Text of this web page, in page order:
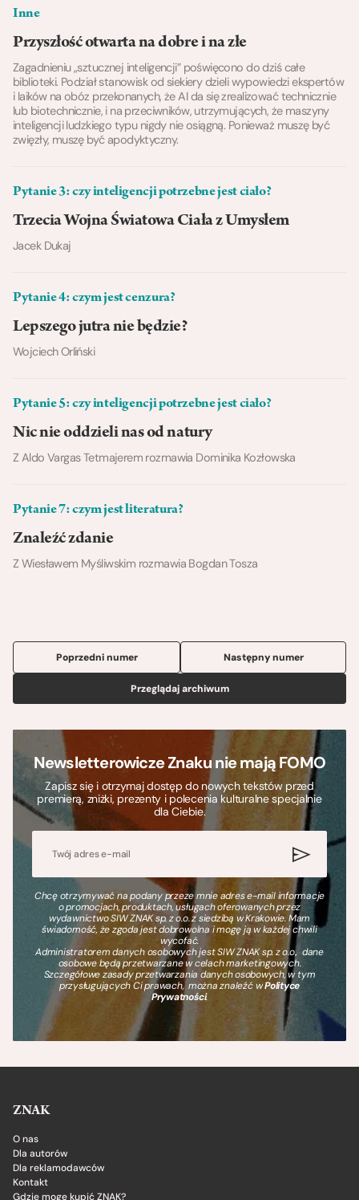
Inne
Przyszłość otwarta na dobre i na złe
Zagadnieniu „sztucznej inteligencji” poświęcono do dziś całe
biblioteki. Podział stanowisk od siekiery dzieli wypowiedzi ekspertów
i laików na obóz przekonanych, że AI da się zrealizować technicznie
lub biotechnicznie, i na przeciwników, utrzymujących, że maszyny
inteligencji ludzkiego typu nigdy nie osiągną. Ponieważ muszę być
zwięzły, muszę być apodyktyczny.
Pytanie 3: czy inteligencji potrzebne jest ciało?
Trzecia Wojna Światowa Ciała z Umysłem
Jacek Dukaj
Pytanie 4: czym jest cenzura?
Lepszego jutra nie będzie?
Wojciech Orliński
Pytanie 5: czy inteligencji potrzebne jest ciało?
Nic nie oddzieli nas od natury
Z Aldo Vargas Tetmajerem rozmawia Dominika Kozłowska
Pytanie 7: czym jest literatura?
Znaleźć zdanie
Z Wiesławem Myśliwskim rozmawia Bogdan Tosza
Poprzedni numer
Przeglądaj archiwum
Następny numer
Newsletterowicze Znaku nie mają FOMO
Zapisz się i otrzymaj dostęp do nowych tekstów przed
premierą, zniżki, prezenty i polecenia kulturalne specjalnie
dla Ciebie.
Chcę otrzymywać na podany przeze mnie adres e-mail informacje
o promocjach, produktach, usługach oferowanych przez
wydawnictwo SIW ZNAK sp. z o.o. z siedzibą w Krakowie. Mam
świadomość, że zgoda jest dobrowolna i mogę ją w każdej chwili
wycofać.
Administratorem danych osobowych jest SIW ZNAK sp. z o.o., dane
osobowe będą przetwarzane w celach marketingowych.
Szczegółowe zasady przetwarzania danych osobowych, w tym
przysługujących Ci prawach, można znaleźć wPolityce
Prywatności.
ZNAK
O nas
Dla autorów
Dla reklamodawców
Kontakt
Gdzie mogę kupić ZNAK?